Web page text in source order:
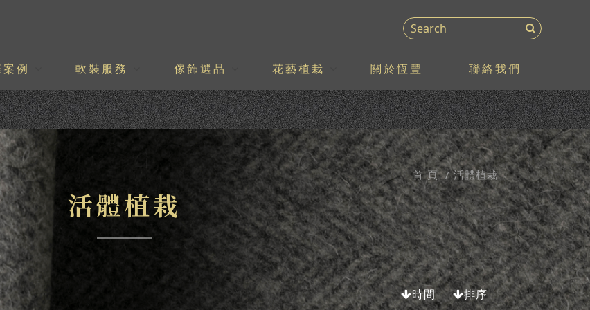
例 軟裝服務 傢飾選品 花藝植栽 關於恆豐 聯絡我們
活體植栽
首 頁 活體植栽
時間 排序